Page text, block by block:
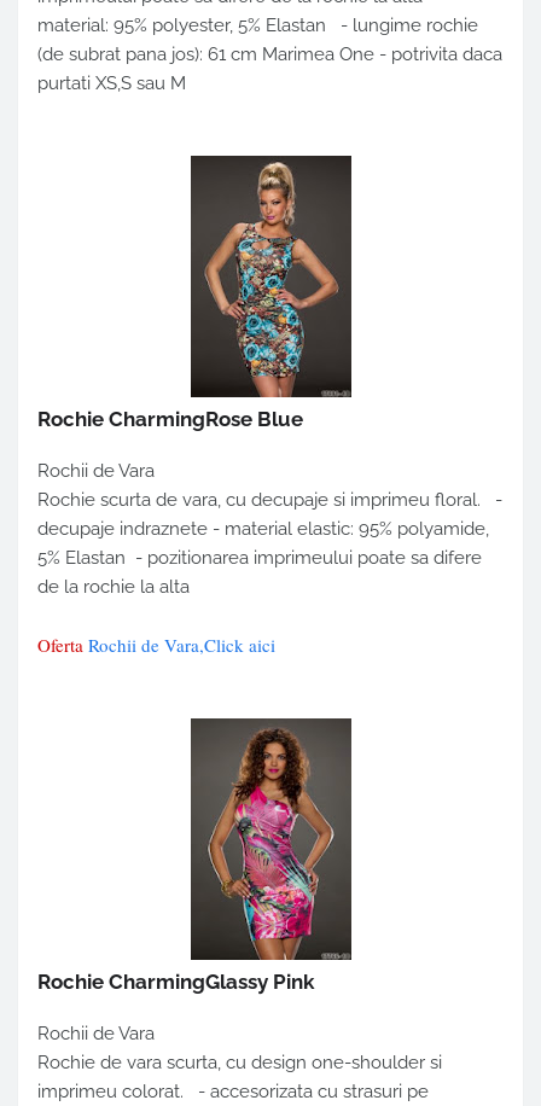
material: 95% polyester, 5% Elastan - lungime rochie
(de subrat pana jos): 61 cm Marimea One - potrivita daca
purtati XS,S sau M
Rochie CharmingRose Blue
Rochii de Vara
Rochie scurta de vara, cu decupaje si imprimeu floral. -
decupaje indraznete - material elastic: 95% polyamide,
5% Elastan - pozitionarea imprimeului poate sa difere
de la rochie la alta
Oferta Rochii de Vara,Click aici
Rochie CharmingGlassy Pink
Rochii de Vara
Rochie de vara scurta, cu design one-shoulder si
imprimeu colorat. - accesorizata cu strasuri pe